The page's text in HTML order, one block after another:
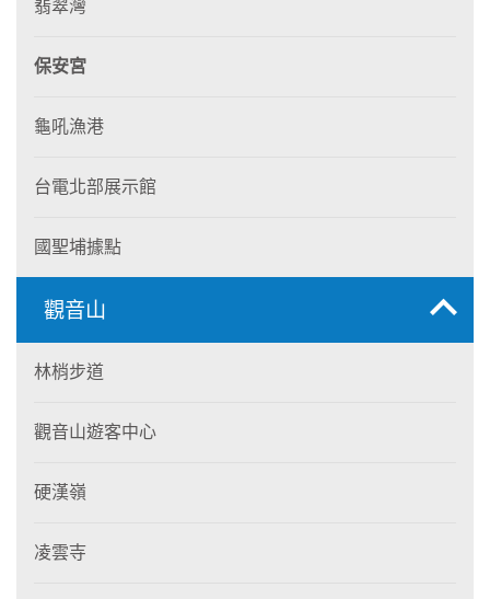
翡翠灣
保安宮
龜吼漁港
台電北部展示館
國聖埔據點
觀音山
林梢步道
觀音山遊客中心
硬漢嶺
凌雲寺